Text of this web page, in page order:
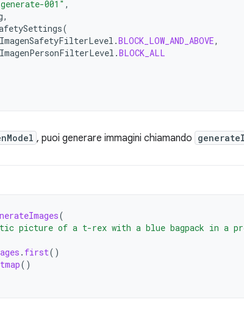
001" ,
,
(
ImagenSafetyFilterLevel .BLOCK_LOW_AND_ABOVE,
ImagenPersonFilterLevel .BLOCK_ALL
, puoi generare immagini chiamando
(
picture of a t-rex with a blue bagpack in a
. first()
()